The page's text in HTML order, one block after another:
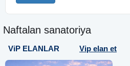
Naftalan sanatoriya
ViP ELANLAR Vip elan et